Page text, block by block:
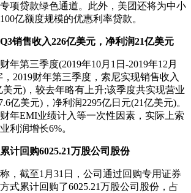
项贷款绿色通道。此外，美团还将为中小
亿额度规模的优惠利率贷款。
销售收入226亿美元，净利润21亿美元
第三季度(2019年10月1日-2019年12月
2019财年第三季度，索尼实现销售收入
美元)，较去年略有上升;该季度共实现营业
亿美元)，净利润2295亿日元(21亿美元)。
年EMI业绩计入等一次性因素，实际上索
利润增长6%。
计回购6025.21万股公司股份
截至1月31日，公司通过回购专用证券
式累计回购了6025.21万股公司股份，占